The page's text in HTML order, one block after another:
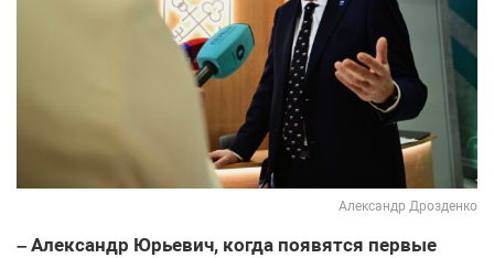
Александр Дрозденко
– Александр Юрьевич, когда появятся первые